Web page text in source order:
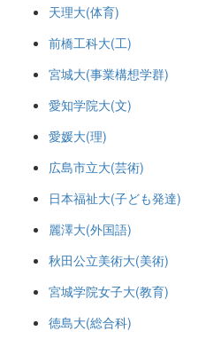
天理大(体育)
前橋工科大(工)
宮城大(事業構想学群)
愛知学院大(文)
愛媛大(理)
広島市立大(芸術)
日本福祉大(子ども発達)
麗澤大(外国語)
秋田公立美術大(美術)
宮城学院女子大(教育)
徳島大(総合科)